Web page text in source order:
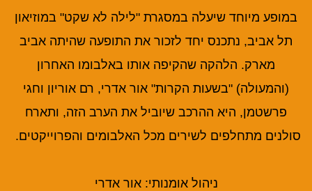
במופע מיוחד שיעלה במסגרת "לילה לא שקט" במוזיאון
תל אביב, נתכנס יחד לזכור את התופעה שהיתה אביב
מארק. הלהקה שהקיפה אותו באלבומו האחרון
(והמעולה) "בשעות הקרות" אור אדרי, רם אוריון וחגי
פרשטמן, היא ההרכב שיוביל את הערב הזה, ותארח
סולנים מתחלפים לשירים מכל האלבומים והפרוייקטים.
ניהול אומנותי: אור אדרי